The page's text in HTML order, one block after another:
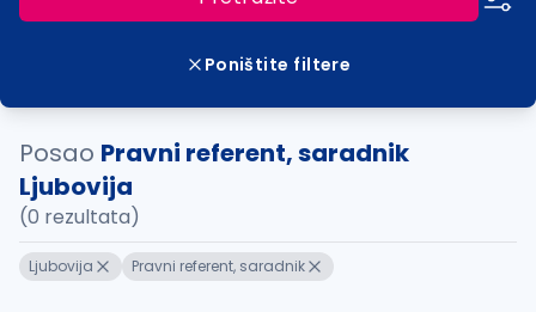
Poništite filtere
Posao Pravni referent, saradnik
Ljubovija
(0 rezultata)
Ljubovija Pravni referent, saradnik